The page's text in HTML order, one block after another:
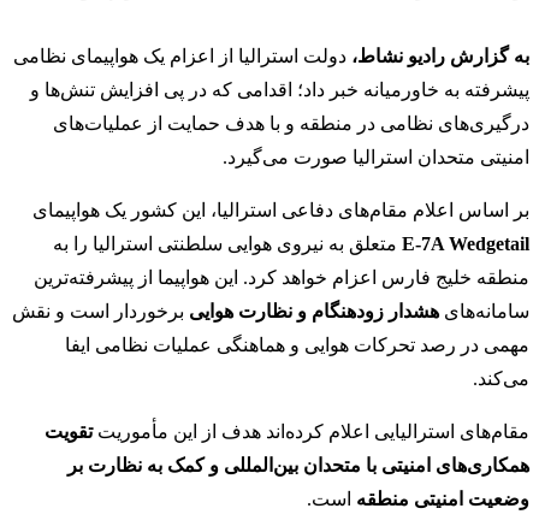
به گزارش رادیو نشاط، دولت استرالیا از اعزام یک هواپیمای نظامی
پیشرفته به خاورمیانه خبر داد؛ اقدامی که در پی افزایش تنش‌ها و
درگیری‌های نظامی در منطقه و با هدف حمایت از عملیات‌های
امنیتی متحدان استرالیا صورت می‌گیرد.
بر اساس اعلام مقام‌های دفاعی استرالیا، این کشور یک هواپیمای
E-7A Wedgetail متعلق به نیروی هوایی سلطنتی استرالیا را به
منطقه خلیج فارس اعزام خواهد کرد. این هواپیما از پیشرفته‌ترین
سامانه‌های هشدار زودهنگام و نظارت هوایی برخوردار است و نقش
مهمی در رصد تحرکات هوایی و هماهنگی عملیات نظامی ایفا
می‌کند.
مقام‌های استرالیایی اعلام کرده‌اند هدف از این مأموریتتقویت
همکاری‌های امنیتی با متحدان بین‌المللی و کمک به نظارت بر
وضعیت امنیتی منطقه است.